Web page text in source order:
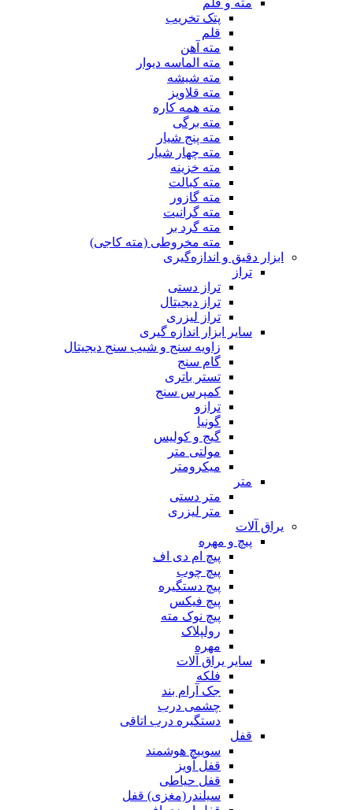
پتک تخریب
قلم
مته آهن
مته الماسه دیوار
مته شیشه
مته قلاویز
مته همه کاره
مته برگی
مته پنج شیار
مته چهار شیار
مته خزینه
مته کبالت
مته گازور
مته گرانیت
مته گرد بر
مته مخروطی (مته کاجی)
ابزار دقیق و اندازه‌گیری
تراز
تراز دستی
تراز دیجیتال
تراز لیزری
سایر ابزار اندازه گیری
زاویه سنج و شیب سنج دیجیتال
گام سنج
تستر باتری
کمپرس سنج
ترازو
گونیا
گیج و کولیس
مولتی متر
میکرومتر
متر
متر دستی
متر لیزری
یراق آلات
پیچ و مهره
پیچ ام دی اف
پیچ چوب
پیچ دستگیره
پیچ فیکس
پیچ نوک مته
رولپلاک
مهره
سایر یراق آلات
فلکه
جک آرام بند
چشمی درب
دستگیره درب اتاقی
قفل
سوییچ هوشمند
قفل آویز
قفل حیاطی
سیلندر(مغزی) قفل